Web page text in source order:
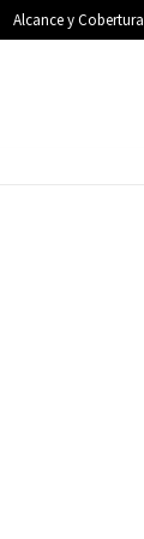
Alcance y Cobertura